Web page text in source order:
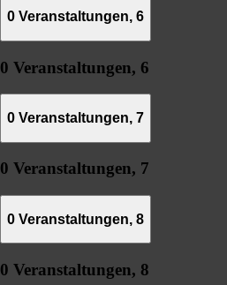
0 Veranstaltungen, 6
0 Veranstaltungen, 6
0 Veranstaltungen, 7
0 Veranstaltungen, 7
0 Veranstaltungen, 8
0 Veranstaltungen, 8